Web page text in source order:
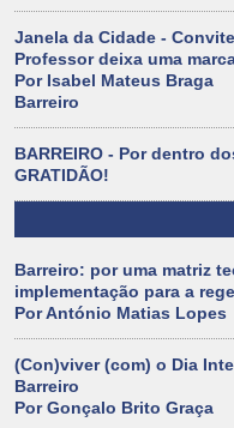
Janela da Cidade -
Professor deixa uma
Por Isabel Mateus Braga
Barreiro
BARREIRO - Por dentro
GRATIDÃO!
Barreiro: por uma matriz
implementação para a
Por António Matias Lopes
(Con)viver (com) o Dia
Barreiro
Por Gonçalo Brito Graça